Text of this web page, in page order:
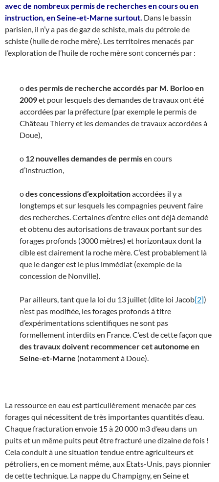
avec de nombreux permis de recherches en cours ou en
instruction, en Seine-et-Marne surtout. Dans le bassin
parisien, il n’y a pas de gaz de schiste, mais du pétrole de
schiste (huile de roche mère). Les territoires menacés par
l’exploration de l’huile de roche mère sont concernés par :
odes permis de recherche accordés par M. Borloo en
2009et pour lesquels des demandes de travaux ont été
accordées par la préfecture (par exemple le permis de
Château Thierry et les demandes de travaux accordées à
Doue),
o 12 nouvelles demandes de permisen cours
d’instruction,
odes concessions d’exploitationaccordées il y a
longtemps et sur lesquels les compagnies peuvent faire
des recherches. Certaines d’entre elles ont déjà demandé
et obtenu des autorisations de travaux portant sur des
forages profonds (3000 mètres) et horizontaux dont la
cible est clairement la roche mère. C’est probablement là
que le danger est le plus immédiat (exemple de la
concession de Nonville).
Par ailleurs, tant que la loi du 13 juillet (dite loi Jacob[2])
n’est pas modifiée, les forages profonds à titre
d’expérimentations scientifiques ne sont pas
formellement interdits en France. C’est de cette façon que
des travaux doivent recommencer cet autonome en
Seine-et-Marne (notamment à Doue).
La ressource en eau est particulièrement menacée par ces
forages qui nécessitent de très importantes quantités d’eau.
Chaque fracturation envoie 15 à 20 000 m3 d’eau dans un
puits et un même puits peut être fracturé une dizaine de fois !
Cela conduit à une situation tendue entre agriculteurs et
pétroliers, en ce moment même, aux Etats-Unis, pays pionnier
de cette technique. La nappe du Champigny, en Seine et